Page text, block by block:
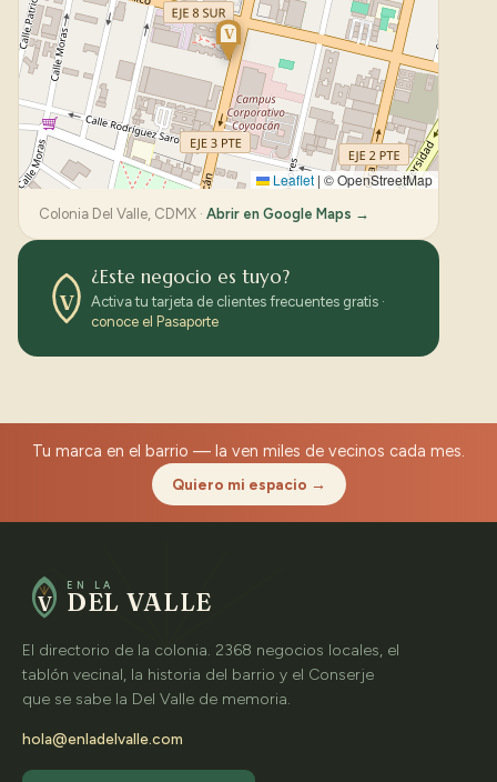
V
Leaflet | © OpenStreetMap
Colonia Del Valle, CDMX · Abrir en Google Maps →
V
¿Este negocio es tuyo?
Activa tu tarjeta de clientes frecuentes gratis ·
conoce el Pasaporte
Tu marca en el barrio — la ven miles de vecinos cada mes.
Quiero mi espacio →
V
EN LA
DEL VALLE
El directorio de la colonia. 2368 negocios locales, el
tablón vecinal, la historia del barrio y el Conserje
que se sabe la Del Valle de memoria.
hola@enladelvalle.com